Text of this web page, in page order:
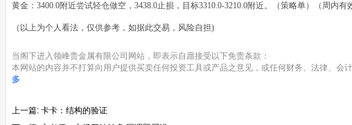
黄金：3400.0附近尝试轻仓做空，3438.0止损，目标3310.0-3210.0附近。（策略单）（周内有
（以上为个人看法，仅供参考，如据此交易，风险自担)
当阁下进入领峰贵金属有限公司网站，即表示自愿接受以下免责条款：
本网站的内容并不打算向用户提供买卖任何投资工具或产品之意见，或任何财务、法律、会
多
上一篇: 卡卡：结构的验证